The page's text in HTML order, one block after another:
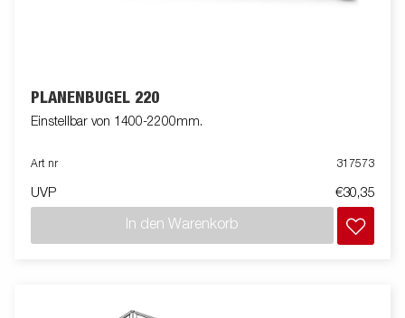
PLANENBÜGEL 220
Einstellbar von 1400-2200mm.
Art nr 317573
UVP €30,35
In den Warenkorb